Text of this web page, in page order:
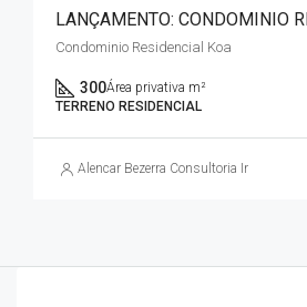
Condominio Residencial Koa
300Área privativa m²
TERRENO RESIDENCIAL
Alencar Bezerra Consultoria Imobiliária